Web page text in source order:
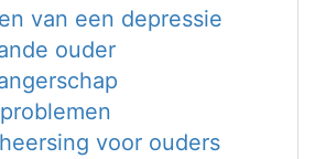
van een depressie
ouder
voor ouders